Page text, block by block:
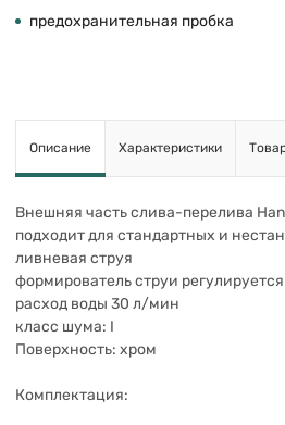
предохранительная пробка
Описание Характеристики
Внешняя часть слива-перелива
подходит для стандартных и
ливневая струя
формирователь струи
расход воды 30 л/мин
класс шума: I
Поверхность: хром
Комплектация: